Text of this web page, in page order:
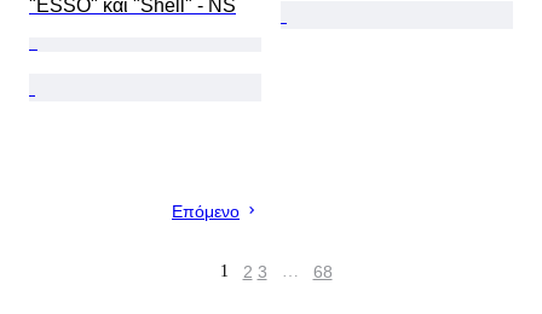
"ESSO" και "Shell" - NS
Επόμενο
1 2 3 … 68